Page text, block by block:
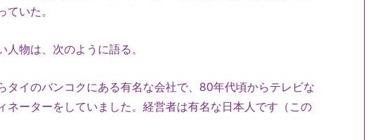
いた。
物は、次のように語る。
タイのバンコクにある有名な会社で、80年代頃からテレビな
ネーターをしていました。経営者は有名な日本人です（この